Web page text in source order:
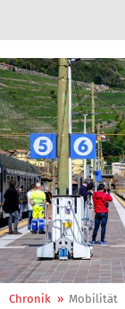
Chronik » Mobilität